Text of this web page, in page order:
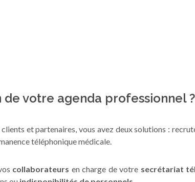
votre agenda professionnel ?
et partenaires, vous avez deux solutions :
téléphonique médicale.
collaborateurs en charge de votre secrétariat